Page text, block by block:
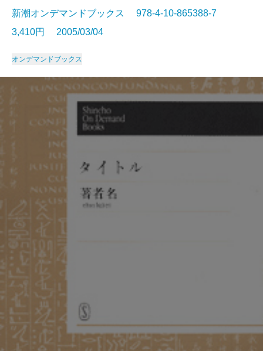
新潮オンデマンドブックス 978-4-10-865388-7
3,410円 2005/03/04
オンデマンドブックス